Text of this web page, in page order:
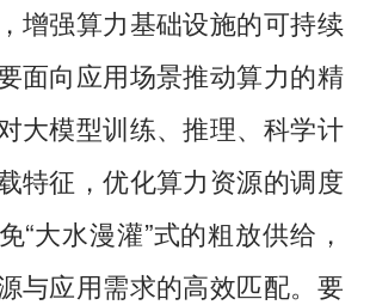
增强算力基础设施的可持续
面向应用场景推动算力的精
大模型训练、推理、科学计
特征，优化算力资源的调度
“大水漫灌”式的粗放供给，
与应用需求的高效匹配。要